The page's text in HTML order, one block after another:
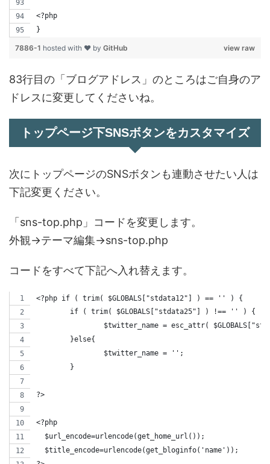
<?php
}
view raw
7886-1 hosted with ❤ by GitHub
83行目の「ブログアドレス」のところはご自身のア
ドレスに変更してくださいね。
トップページ下SNSボタンをカスタマイズ
次にトップページのSNSボタンも連動させたい人は
下記変更ください。
「sns-top.php」コードを変更します。
外観→テーマ編集→sns-top.php
コードをすべて下記へ入れ替えます。
<?php if ( trim( $GLOBALS["stdata12"] ) == '' ) {
	if ( trim( $GLOBALS["stdata25"] ) !== '' ) {
$twitter_name = esc_attr(
	}else{
		$twitter_name = '';
	}
?>
<?php
  $url_encode=urlencode(get_home_url());
  $title_encode=urlencode(get_bloginfo('name'));